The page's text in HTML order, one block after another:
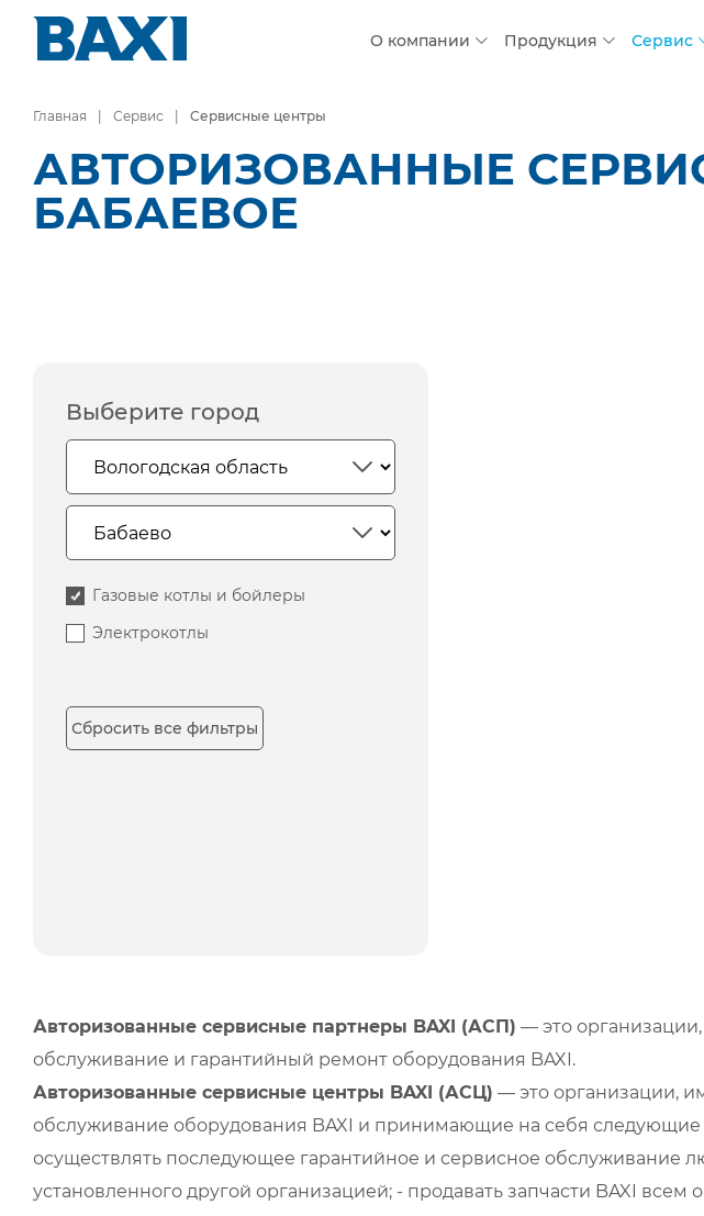
О компании Продукция Сервис
Главная Сервис Сервисные центры
АВТОРИЗОВАННЫЕ
БАБАЕВОЕ
Выберите город
Газовые котлы и бойлеры
Электрокотлы
Сбросить все фильтры
Авторизованные сервисные партнеры BAXI (АСП) — это
обслуживание и гарантийный ремонт оборудования BAXI.
Авторизованные сервисные центры BAXI (АСЦ) — это организации,
обслуживание оборудования BAXI и принимающие на себя
осуществлять последующее гарантийное и сервисное обслуживание
установленного другой организацией; - продавать запчасти BAXI